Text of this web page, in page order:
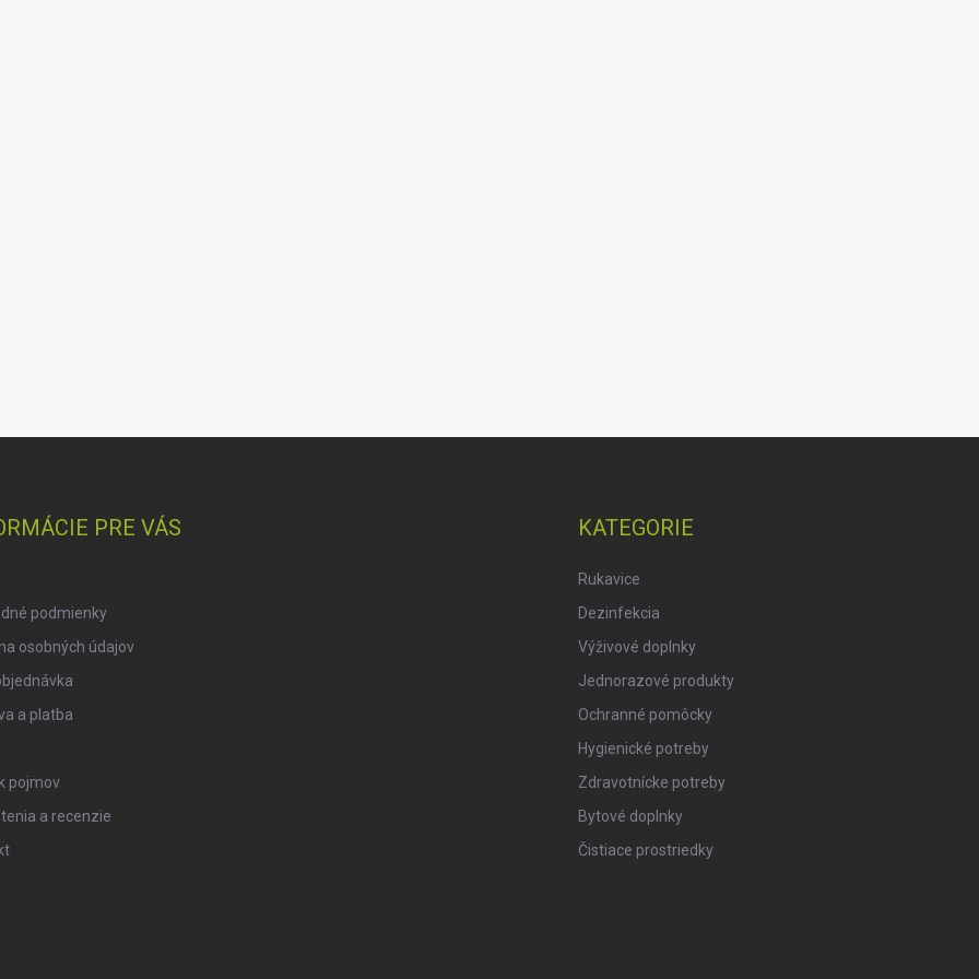
PRE VÁS
podmienky
osobných údajov
a platba
pojmov
a recenzie
KATEGORIE
Rukavice
Dezinfekcia
Výživové doplnky
Jednorazové produkty
Ochranné pomôcky
Hygienické potreby
Zdravotnícke potreby
Bytové doplnky
Čistiace prostriedky